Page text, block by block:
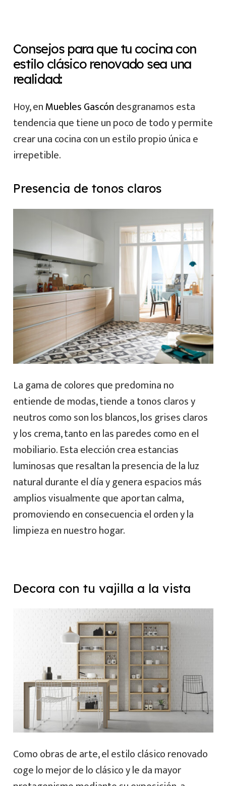
Consejos para que tu cocina con
estilo clásico renovado sea una
realidad:
Hoy, enMuebles Gascóndesgranamos esta
tendencia que tiene un poco de todo y permite
crear una cocina con un estilo propio única e
irrepetible.
Presencia de tonos claros
La gama de colores que predomina no
entiende de modas, tiende a tonos claros y
neutros como son los blancos, los grises claros
y los crema, tanto en las paredes como en el
mobiliario. Esta elección crea estancias
luminosas que resaltan la presencia de la luz
natural durante el día y genera espacios más
amplios visualmente que aportan calma,
promoviendo en consecuencia el orden y la
limpieza en nuestro hogar.
Decora con tu vajilla a la vista
Como obras de arte, el estilo clásico renovado
coge lo mejor de lo clásico y le da mayor